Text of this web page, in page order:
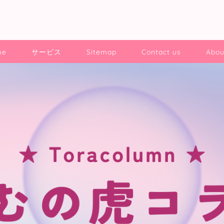
サービス Sitemap Contact us